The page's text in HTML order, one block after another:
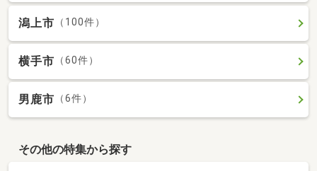
潟上市 （100件）
横手市 （60件）
男鹿市 （6件）
その他の特集から探す